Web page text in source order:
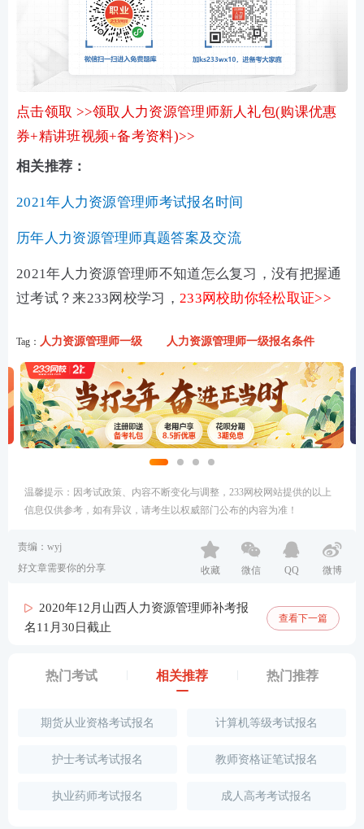
点击领取 >>领取人力资源管理师新人礼包(购课优惠
券+精讲班视频+备考资料)>>
相关推荐：
2021年人力资源管理师考试报名时间
历年人力资源管理师真题答案及交流
2021年人力资源管理师不知道怎么复习，没有把握通
过考试？来233网校学习， 233网校助你轻松取证>>
Tag： 人力资源管理师一级 人力资源管理师一级报名条件
温馨提示：因考试政策、内容不断变化与调整，233网校网站提供的以上
信息仅供参考，如有异议，请考生以权威部门公布的内容为准！
责编：wyj
好文章需要你的分享
收藏 微信 QQ 微博
2020年12月山西人力资源管理师补考报
名11月30日截止
查看下一篇
热门考试 相关推荐 热门推荐
期货从业资格考试报名 计算机等级考试报名
护士考试考试报名 教师资格证笔试报名
执业药师考试报名 成人高考考试报名